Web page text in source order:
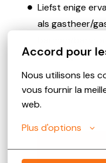
Accord pour
Nous utilisons les
vous fournir la
web.
Plus d'options
Liefst enige
als gastheer/
servicegerichte
kapsalon.